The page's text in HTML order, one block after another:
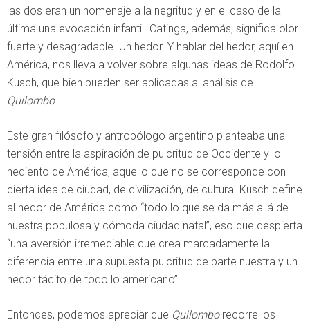
las dos eran un homenaje a la negritud y en el caso de la
última una evocación infantil. Catinga, además, significa olor
fuerte y desagradable. Un hedor. Y hablar del hedor, aquí en
América, nos lleva a volver sobre algunas ideas de Rodolfo
Kusch, que bien pueden ser aplicadas al análisis de
Quilombo.
Este gran filósofo y antropólogo argentino planteaba una
tensión entre la aspiración de pulcritud de Occidente y lo
hediento de América, aquello que no se corresponde con
cierta idea de ciudad, de civilización, de cultura. Kusch define
al hedor de América como “todo lo que se da más allá de
nuestra populosa y cómoda ciudad natal”, eso que despierta
“una aversión irremediable que crea marcadamente la
diferencia entre una supuesta pulcritud de parte nuestra y un
hedor tácito de todo lo americano”.
Entonces, podemos apreciar que Quilomborecorre los